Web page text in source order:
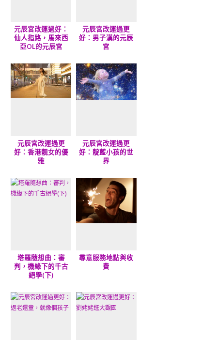
元辰宮改運過好：
仙人指路，馬來西
亞OL的元辰宮
元辰宮改運過更
好：男子漢的元辰
宮
元辰宮改運過更
好：香港靓女的優
雅
元辰宮改運過更
好：靛藍小孩的世
界
塔羅隨想曲：審
判，機緣下的千古
絕學(下)
尋意服務地點與收
費